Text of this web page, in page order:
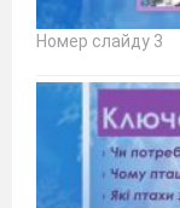
Номер слайду 3